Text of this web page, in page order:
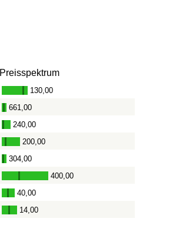
Preisspektrum
- 130,00
- 661,00
- 240,00
- 200,00
- 304,00
- 400,00
- 40,00
- 14,00